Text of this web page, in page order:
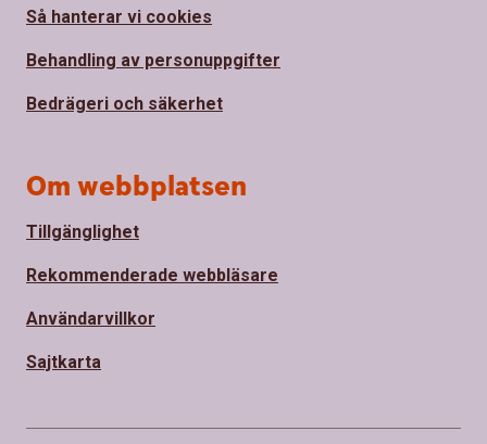
Så hanterar vi cookies
Behandling av personuppgifter
Bedrägeri och säkerhet
Om webbplatsen
Tillgänglighet
Rekommenderade webbläsare
Användarvillkor
Sajtkarta